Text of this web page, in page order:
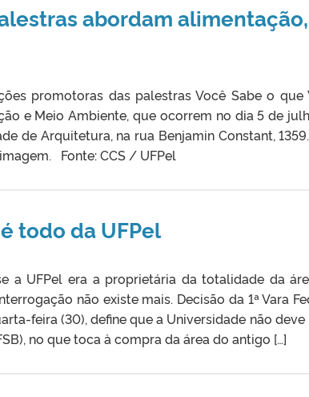
abordam alimentação,
promotoras das palestras Você Sabe o que
e Meio Ambiente, que ocorrem no dia 5 de
de Arquitetura, na rua Benjamin Constant,
Fonte: CCS / UFPel
todo da UFPel
a UFPel era a proprietária da totalidade da
não existe mais. Decisão da 1ª Vara
feira (30), define que a Universidade não deve
no que toca à compra da área do antigo […]